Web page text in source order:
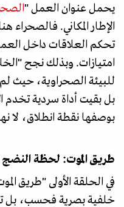
يحمل عنوان العمل "
الإطار المكاني.
تحكم العلاقات داخل
امتيازات. وبذلك نجح
للبيئة الصحراوية، حيث
بل بقيت أداة سردية تخدم
بوصفها نقطة انطلاق، لا
طريق الموت: لحظة النضج
في الحلقة الأولى "طريق
خلفية بصرية فحسب، بل